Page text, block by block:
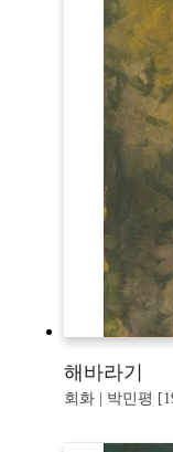
해바라기
회화 | 박민평